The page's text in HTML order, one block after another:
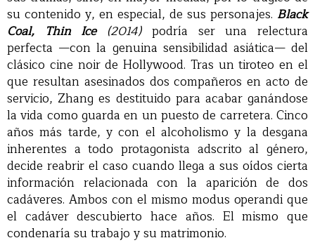
su contenido y, en especial, de sus personajes. Black
Coal, Thin Ice(2014) podría ser una relectura
perfecta —con la genuina sensibilidad asiática— del
clásico cine noir de Hollywood. Tras un tiroteo en el
que resultan asesinados dos compañeros en acto de
servicio, Zhang es destituido para acabar ganándose
la vida como guarda en un puesto de carretera. Cinco
años más tarde, y con el alcoholismo y la desgana
inherentes a todo protagonista adscrito al género,
decide reabrir el caso cuando llega a sus oídos cierta
información relacionada con la aparición de dos
cadáveres. Ambos con el mismo modus operandi que
el cadáver descubierto hace años. El mismo que
condenaría su trabajo y su matrimonio.